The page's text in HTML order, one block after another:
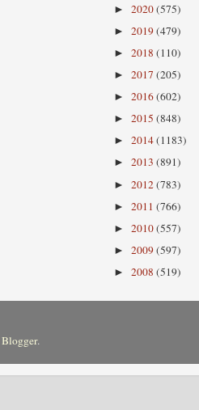
► 2020(575)
► 2019(479)
► 2018 (110)
► 2017 (205)
► 2016(602)
► 2015 (848)
► 2014(1183)
► 2013 (891)
► 2012(783)
► 2011 (766)
► 2010(557)
► 2009(597)
► 2008 (519)
Blogger.